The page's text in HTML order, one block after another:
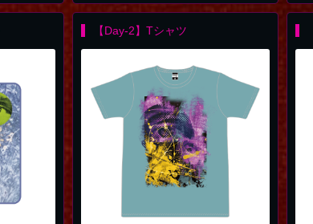
【Day-2】Tシャツ